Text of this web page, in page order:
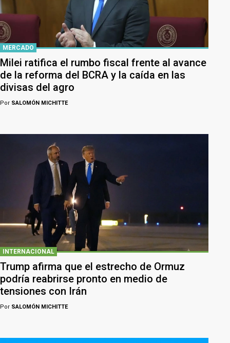
MERCADO
Milei ratifica el rumbo fiscal frente al avance
de la reforma del BCRA y la caída en las
divisas del agro
Por SALOMÓN MICHITTE
INTERNACIONAL
Trump afirma que el estrecho de Ormuz
podría reabrirse pronto en medio de
tensiones con Irán
Por SALOMÓN MICHITTE